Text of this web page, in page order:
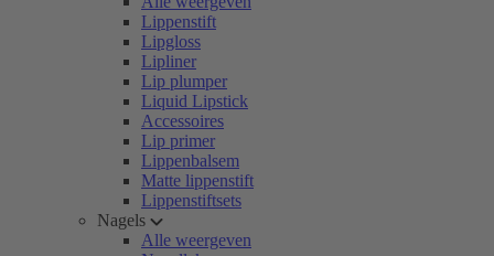
Lippenstift
Lipgloss
Lipliner
Lip plumper
Liquid Lipstick
Accessoires
Lip primer
Lippenbalsem
Matte lippenstift
Lippenstiftsets
Nagels
Alle weergeven